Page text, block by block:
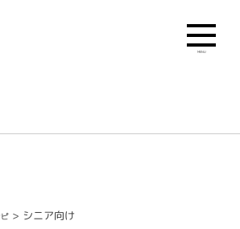
> シニア向け
MENU